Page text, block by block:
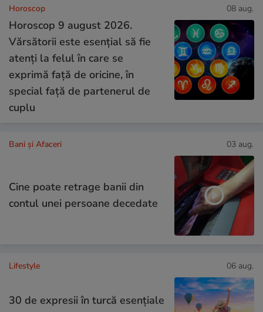
Horoscop 08 aug.
Horoscop 9 august 2026.
Vărsătorii este esențial să fie
atenți la felul în care se
exprimă față de oricine, în
special față de partenerul de
cuplu
Bani și Afaceri 03 aug.
Cine poate retrage banii din
contul unei persoane decedate
Lifestyle 06 aug.
30 de expresii în turcă esențiale